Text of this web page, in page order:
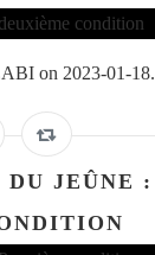
on 2023-01-18.
JEÛNE :